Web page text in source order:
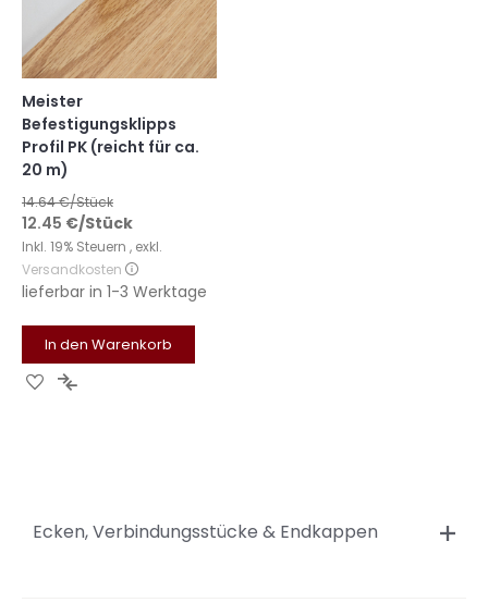
Meister
Befestigungsklipps
Profil PK (reicht für ca.
20 m)
14.64€/Stück
12.45 €/Stück
Inkl. 19% Steuern , exkl.
Versandkosten
lieferbar in 1-3 Werktage
In den Warenkorb
Zur Zur
Ecken, Verbindungsstücke & Endkappen